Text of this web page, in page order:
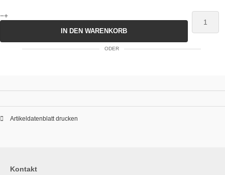
−+
IN DEN WARENKORB
ODER
Artikeldatenblatt drucken
Kontakt